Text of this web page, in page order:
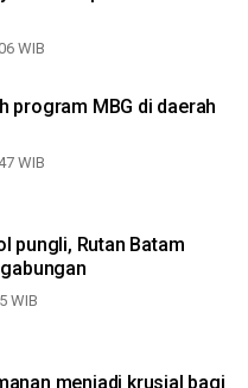
WIB
program MBG di daerah
WIB
pungli, Rutan Batam
WIB
menjadi krusial bagi